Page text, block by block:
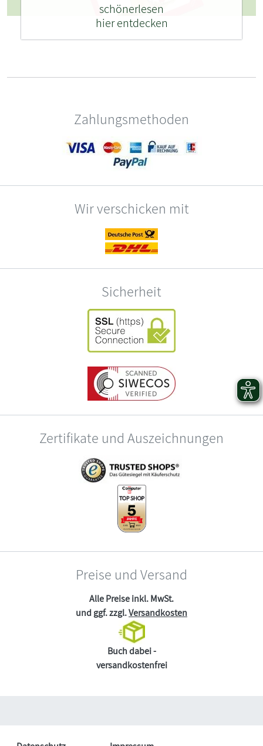
schönerlesen
hier entdecken
Zahlungsmethoden
Wir verschicken mit
Sicherheit
Zertifikate und Auszeichnungen
Preise und Versand
Alle Preise inkl. MwSt.
und ggf. zzgl.Versandkosten
Buch dabei -
versandkostenfrei